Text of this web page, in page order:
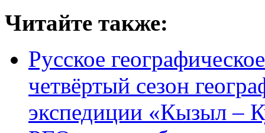
Читайте также:
Русское
четвёртый сезон
экспедиции «Кызыл –